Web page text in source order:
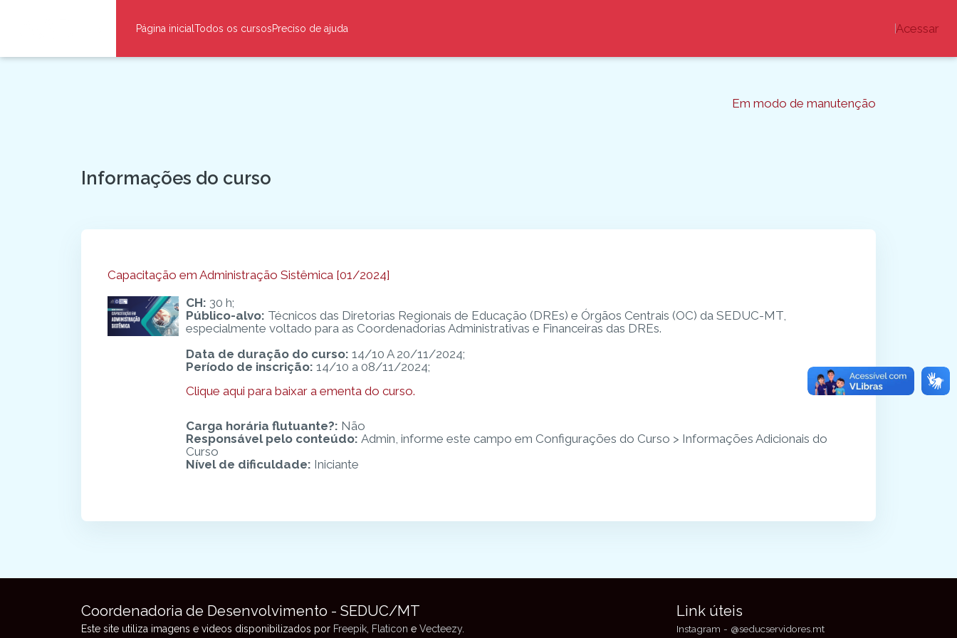
Página inicialTodos os cursosPreciso de ajuda Acessar
Em modo de manutenção
Informações do curso
Capacitação em Administração Sistêmica [01/2024]
CH: 30 h;
Público-alvo: Técnicos das Diretorias Regionais de Educação (DREs) e Órgãos Centrais (OC) da SEDUC-MT,
especialmente voltado para as Coordenadorias Administrativas e Financeiras das DREs.
Data de duração do curso: 14/10 A 20/11/2024;
Período de inscrição: 14/10 a 08/11/2024;
Clique aqui para baixar a ementa do curso.
Carga horária flutuante?: Não
Responsável pelo conteúdo: Admin, informe este campo em Configurações do Curso > Informações Adicionais do
Curso
Nível de dificuldade: Iniciante
Coordenadoria de Desenvolvimento - SEDUC/MT
Este site utiliza imagens e videos disponibilizados por Freepik Flaticon e Vecteezy.
Link úteis
Instagram - @seducservidores.mt